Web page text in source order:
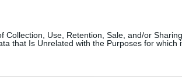
Collection, Use, Retention, Sale, and/or Sharing
that Is Unrelated with the Purposes for which